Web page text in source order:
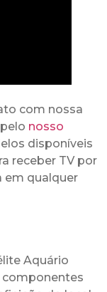
com nossa
nosso
disponíveis
receber TV por
em qualquer
Aquário
componentes